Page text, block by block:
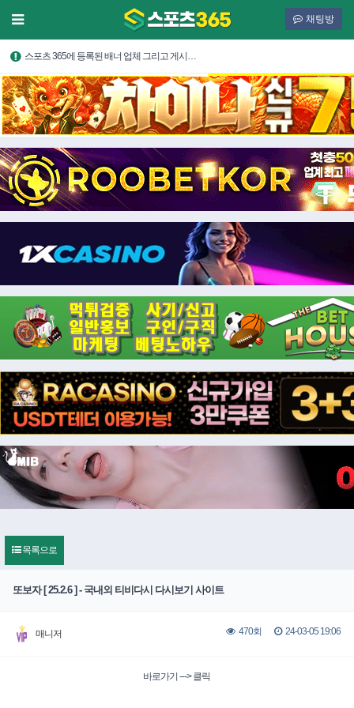
채팅방
스포츠 365에 등록된 배너 업체 그리고 게시…
목록으로
또보자 [ 25.2.6 ] - 국내외 티비다시 다시보기 사이트
매니저 470회 24-03-05 19:06
바로가기 ---> 클릭